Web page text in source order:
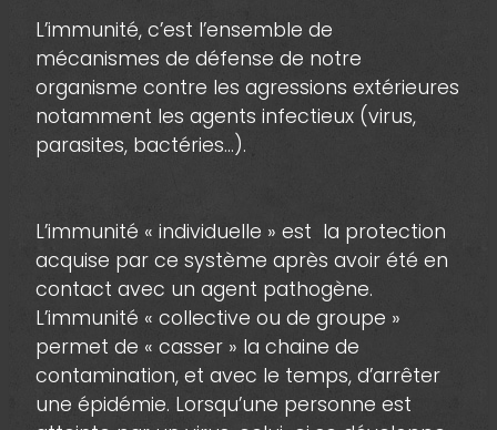
L’immunité, c’est l’ensemble de
mécanismes de défense de notre
organisme contre les agressions extérieures
notamment les agents infectieux (virus,
parasites, bactéries…).
L’immunité « individuelle » est la protection
acquise par ce système après avoir été en
contact avec un agent pathogène.
L’immunité « collective ou de groupe »
permet de « casser » la chaine de
contamination, et avec le temps, d’arrêter
une épidémie. Lorsqu’une personne est